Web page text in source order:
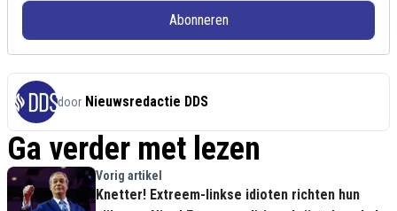
Abonneren
door Nieuwsredactie DDS
Ga verder met lezen
Vorig artikel
Knetter! Extreem-linkse idioten richten hun